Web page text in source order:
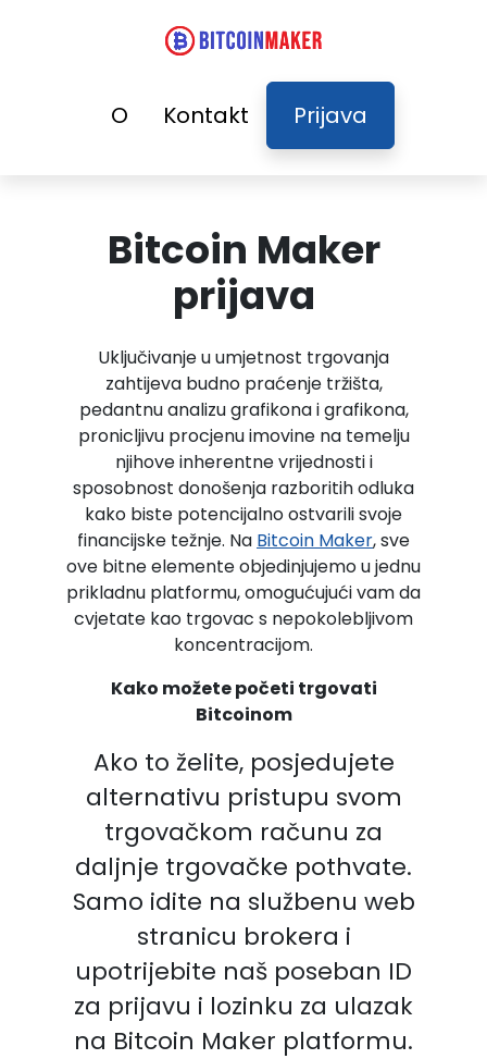
O Kontakt Prijava
Bitcoin Maker
prijava
Uključivanje u umjetnost trgovanja
zahtijeva budno praćenje tržišta,
pedantnu analizu grafikona i grafikona,
pronicljivu procjenu imovine na temelju
njihove inherentne vrijednosti i
sposobnost donošenja razboritih odluka
kako biste potencijalno ostvarili svoje
financijske težnje. Na Bitcoin Maker, sve
ove bitne elemente objedinjujemo u jednu
prikladnu platformu, omogućujući vam da
cvjetate kao trgovac s nepokolebljivom
koncentracijom.
Kako možete početi trgovati
Bitcoinom
Ako to želite, posjedujete
alternativu pristupu svom
trgovačkom računu za
daljnje trgovačke pothvate.
Samo idite na službenu web
stranicu brokera i
upotrijebite naš poseban ID
za prijavu i lozinku za ulazak
na Bitcoin Maker platformu.